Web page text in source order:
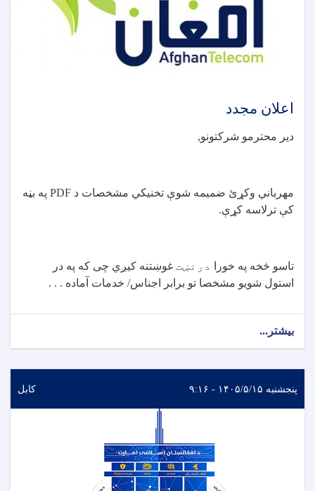
اعلان مجدد
دیر محترمو شرکتونو,
مهرباني وکړئ ضمیمه شوې تخنيکي مشخصات د PDF په بڼه
کې ترلاسه کړې.
تاسو څخه په خورا درنښت غوښتنه کیږي چی که په در
استول شویو مشخصا تو برابر اجناس/ خدمات آماده . . .
بیشتر...
پنجشنبه ۱۴۰۵/۵/۱۵ - ۹:۱۶ کابل